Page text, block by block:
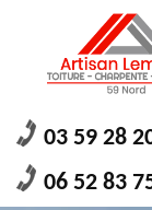
03 59 28
06 52 83